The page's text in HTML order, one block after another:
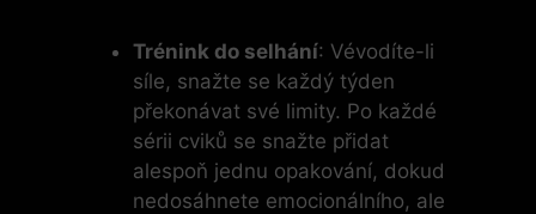
Trénink do selhání: Vévodíte-li
síle, snažte se každý týden
překonávat své limity. Po každé
sérii cviků se snažte přidat
alespoň jednu opakování, dokud
nedosáhnete emocionálního, ale